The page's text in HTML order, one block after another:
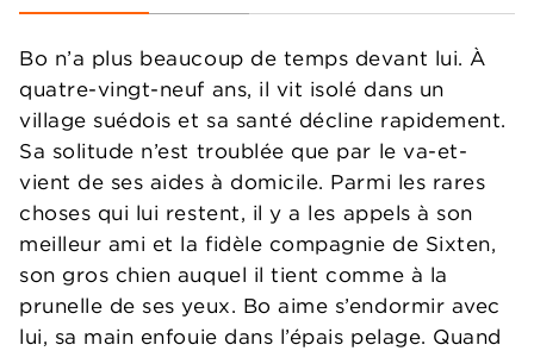
Bo n’a plus beaucoup de temps devant lui. À
quatre-vingt-neuf ans, il vit isolé dans un
village suédois et sa santé décline rapidement.
Sa solitude n’est troublée que par le va-et-
vient de ses aides à domicile. Parmi les rares
choses qui lui restent, il y a les appels à son
meilleur ami et la fidèle compagnie de Sixten,
son gros chien auquel il tient comme à la
prunelle de ses yeux. Bo aime s’endormir avec
lui, sa main enfouie dans l’épais pelage. Quand